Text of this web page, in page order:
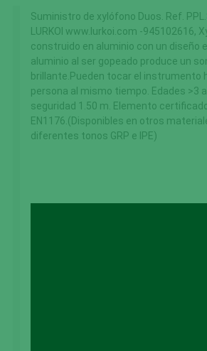
Suministro de xylófono Duos. Ref.
LURKOI www.lurkoi.com -945102616,
construido en aluminio con un diseño
aluminio al ser gopeado produce un
brillante.Pueden tocar el instrumento
persona al mismo tiempo. Edades >3
seguridad 1.50 m. Elemento
EN1176.(Disponibles en otros
diferentes tonos GRP e IPE)